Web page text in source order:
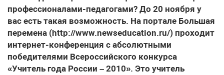
профессионалами-педагогами? До 20 ноября у
вас есть такая возможность. На портале Большая
перемена (http://www.newseducation.ru/) проходит
интернет-конференция с абсолютными
победителями Всероссийского конкурса
«Учитель года России – 2010». Это учитель